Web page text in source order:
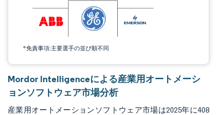
*免責事項:主要選手の並び順不同
Mordor Intelligenceによる産業用オートメーシ
ョンソフトウェア市場分析
産業用オートメーションソフトウェア市場は2025年に408